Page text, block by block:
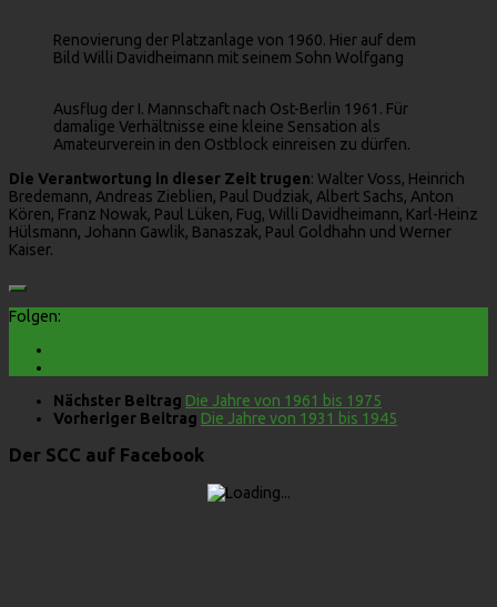
Renovierung der Platzanlage von 1960. Hier auf dem
Bild Willi Davidheimann mit seinem Sohn Wolfgang
Ausflug der I. Mannschaft nach Ost-Berlin 1961. Für
damalige Verhältnisse eine kleine Sensation als
Amateurverein in den Ostblock einreisen zu dürfen.
Die Verantwortung in dieser Zeit trugen: Walter Voss, Heinrich
Bredemann, Andreas Zieblien, Paul Dudziak, Albert Sachs, Anton
Kören, Franz Nowak, Paul Lüken, Fug, Willi Davidheimann, Karl-Heinz
Hülsmann, Johann Gawlik, Banaszak, Paul Goldhahn und Werner
Kaiser.
Folgen:
Nächster Beitrag Die Jahre von 1961 bis 1975
Vorheriger Beitrag Die Jahre von 1931 bis 1945
Der SCC auf Facebook